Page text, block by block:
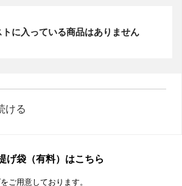
に入っている商品はありません
げ袋（有料）はこちら
ご用意しております。